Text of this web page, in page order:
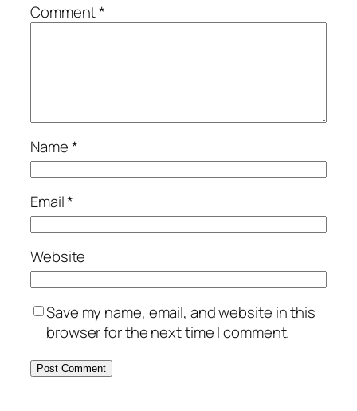
Comment*
Name*
Email*
Website
Save my name, email, and website in this
browser for the next time I comment.